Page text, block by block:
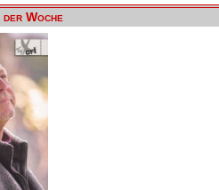
der Woche